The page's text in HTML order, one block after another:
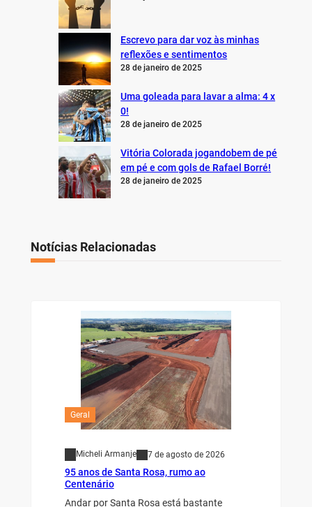
Escrevo para dar voz às minhas
reflexões e sentimentos
28 de janeiro de 2025
Uma goleada para lavar a alma: 4 x
0!
28 de janeiro de 2025
Vitória Colorada jogandobem de pé
em pé e com gols de Rafael Borré!
28 de janeiro de 2025
Notícias Relacionadas
Geral
Micheli Armanje 7 de agosto de 2026
95 anos de Santa Rosa, rumo ao
Centenário
Andar por Santa Rosa está bastante